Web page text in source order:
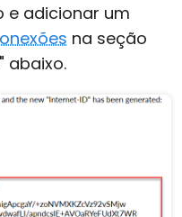
e adicionar um
na seção
abaixo.